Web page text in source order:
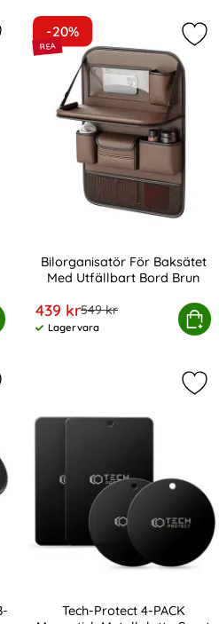
För Ventilation Svart
spigen Mobilhållare
-20%
Bilorganisatör För Baksätet
Med Utfällbart Bord Brun
rea pris
439 krtidigare pris
549 kr
Tillgänglighet:
Lagervara
Köp
Bilorganisatör För Baksätet
tech-Protect 35W PD QC
Tech-Protect 4-PACK